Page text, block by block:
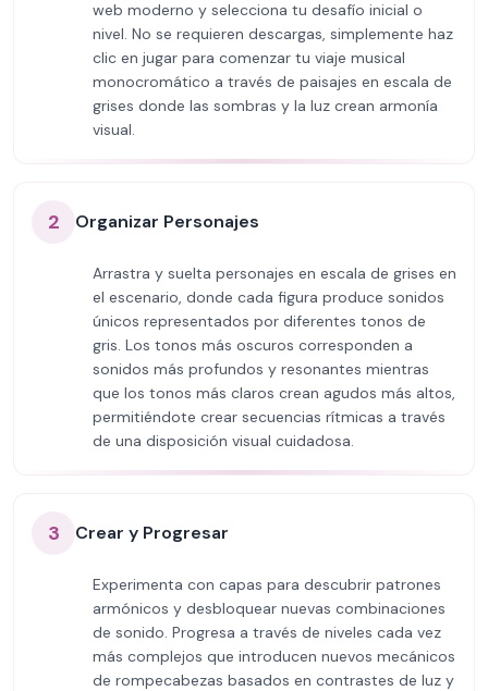
web moderno y selecciona tu desafío inicial o
nivel. No se requieren descargas, simplemente haz
clic en jugar para comenzar tu viaje musical
monocromático a través de paisajes en escala de
grises donde las sombras y la luz crean armonía
visual.
2 Organizar Personajes
Arrastra y suelta personajes en escala de grises en
el escenario, donde cada figura produce sonidos
únicos representados por diferentes tonos de
gris. Los tonos más oscuros corresponden a
sonidos más profundos y resonantes mientras
que los tonos más claros crean agudos más altos,
permitiéndote crear secuencias rítmicas a través
de una disposición visual cuidadosa.
3 Crear y Progresar
Experimenta con capas para descubrir patrones
armónicos y desbloquear nuevas combinaciones
de sonido. Progresa a través de niveles cada vez
más complejos que introducen nuevos mecánicos
de rompecabezas basados en contrastes de luz y